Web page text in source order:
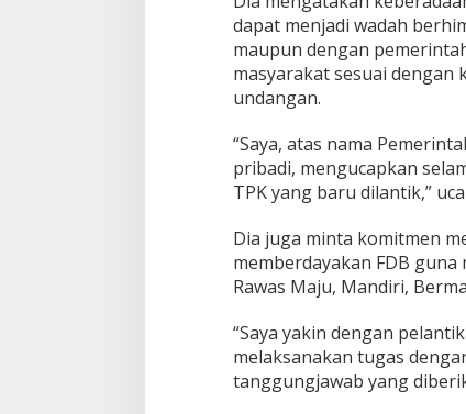
m
o
g
a
D
a
p
a
t
e
g
e
b
a
A
dapat menjadi wadah
maupun dengan
masyarakat sesuai
undangan.
“Saya, atas nama
pribadi, mengucapkan
TPK yang baru dilantik,”
Dia juga minta komitmen
memberdayakan FDB
Rawas Maju, Mandiri,
“Saya yakin dengan
melaksanakan tugas
tanggungjawab yang